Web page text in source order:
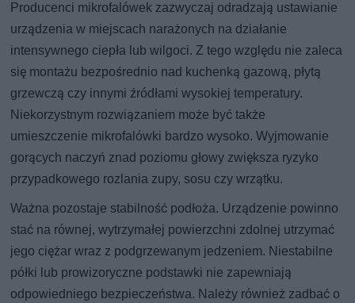
Producenci mikrofalówek zazwyczaj odradzają ustawianie
urządzenia w miejscach narażonych na działanie
intensywnego ciepła lub wilgoci. Z tego względu nie zaleca
się montażu bezpośrednio nad kuchenką gazową, płytą
grzewczą czy innymi źródłami wysokiej temperatury.
Niekorzystnym rozwiązaniem może być także
umieszczenie mikrofalówki bardzo wysoko. Wyjmowanie
gorących naczyń znad poziomu głowy zwiększa ryzyko
przypadkowego rozlania zupy, sosu czy wrzątku.
Ważna pozostaje stabilność podłoża. Urządzenie powinno
stać na równej, wytrzymałej powierzchni zdolnej utrzymać
jego ciężar wraz z podgrzewanym jedzeniem. Niestabilne
półki lub prowizoryczne podstawki nie zapewniają
odpowiedniego bezpieczeństwa. Należy również zadbać o